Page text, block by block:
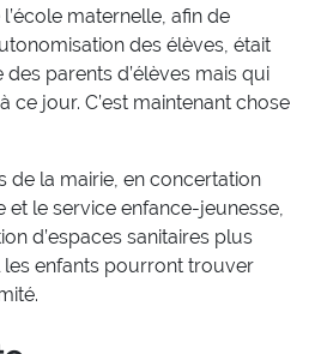
maternelle, afin de
des élèves, était
parents d’élèves mais qui
ce jour. C’est maintenant chose
de la mairie, en concertation
le service enfance-jeunesse,
d’espaces sanitaires plus
enfants pourront trouver